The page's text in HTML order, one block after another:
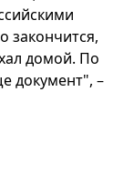
закончится,
домой. По
документ", –